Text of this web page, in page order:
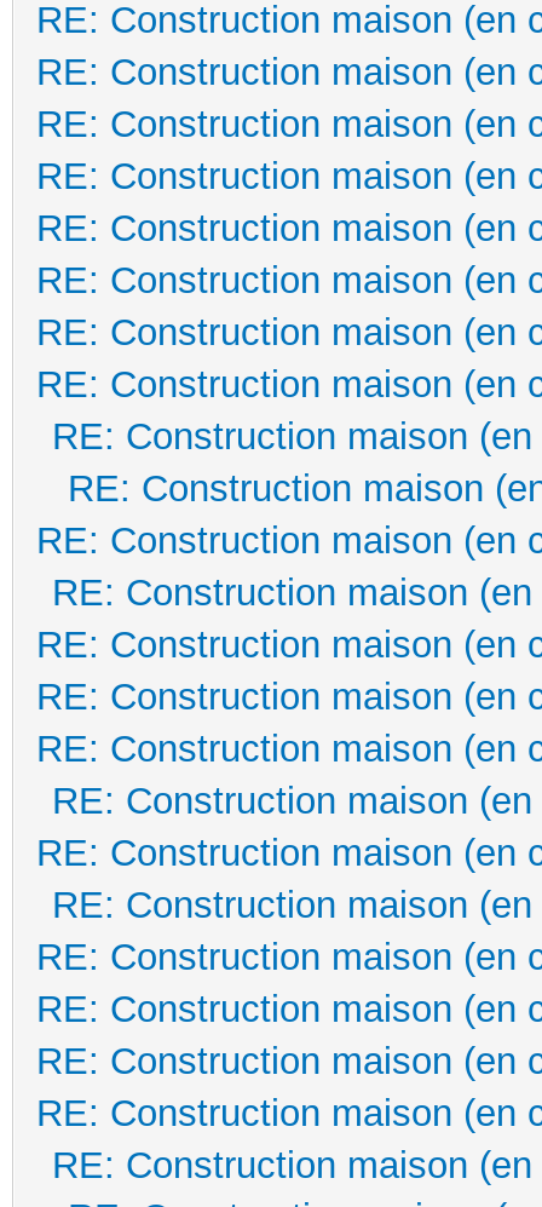
RE: Construction maison (en
RE: Construction maison (en
RE: Construction maison (en
RE: Construction maison (en
RE: Construction maison (en
RE: Construction maison (en
RE: Construction maison (en
RE: Construction maison (en
RE: Construction maison
RE: Construction maison
RE: Construction maison (en
RE: Construction maison
RE: Construction maison (en
RE: Construction maison (en
RE: Construction maison (en
RE: Construction maison
RE: Construction maison (en
RE: Construction maison
RE: Construction maison (en
RE: Construction maison (en
RE: Construction maison (en
RE: Construction maison (en
RE: Construction maison